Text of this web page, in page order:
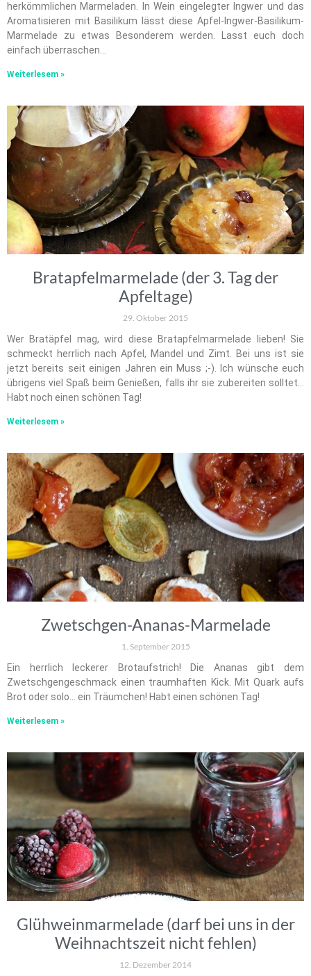
herkömmlichen Marmeladen. In Wein eingelegter Ingwer und das
Aromatisieren mit Basilikum lässt diese Apfel-Ingwer-Basilikum-
Marmelade zu etwas Besonderem werden. Lasst euch doch
einfach überraschen…
Weiterlesem »
Bratapfelmarmelade (der 3. Tag der
Apfeltage)
29. Oktober 2015
Wer Bratäpfel mag, wird diese Bratapfelmarmelade lieben! Sie
schmeckt herrlich nach Apfel, Mandel und Zimt. Bei uns ist sie
jetzt bereits seit einigen Jahren ein Muss ;-). Ich wünsche euch
übrigens viel Spaß beim Genießen, falls ihr sie zubereiten solltet…
Habt noch einen schönen Tag!
Weiterlesem »
Zwetschgen-Ananas-Marmelade
1. September 2015
Ein herrlich leckerer Brotaufstrich! Die Ananas gibt dem
Zwetschgengeschmack einen traumhaften Kick. Mit Quark aufs
Brot oder solo… ein Träumchen! Habt einen schönen Tag!
Weiterlesem »
Glühweinmarmelade (darf bei uns in der
Weihnachtszeit nicht fehlen)
12. Dezember 2014